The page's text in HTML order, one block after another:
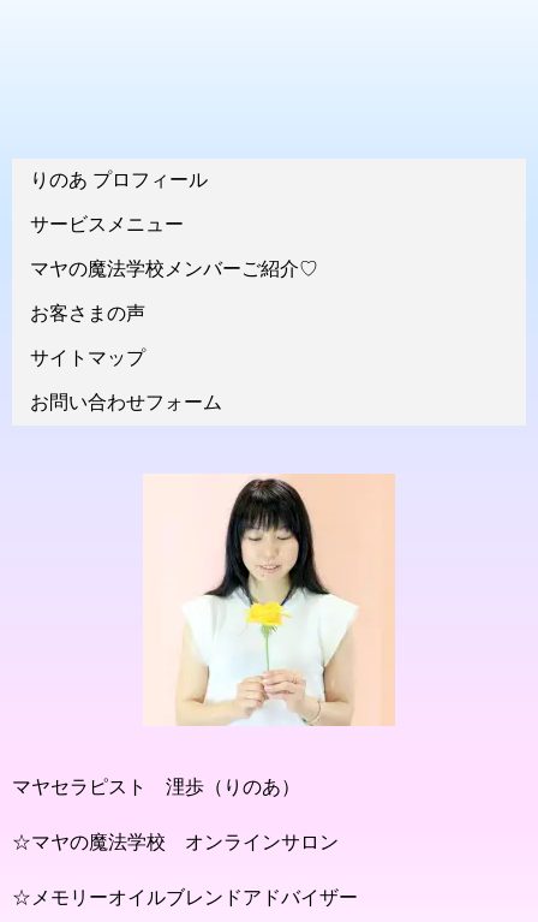
りのあ プロフィール
サービスメニュー
マヤの魔法学校メンバーご紹介♡
お客さまの声
サイトマップ
お問い合わせフォーム
マヤセラピスト 浬歩（りのあ）
☆マヤの魔法学校 オンラインサロン
☆メモリーオイルブレンドアドバイザー